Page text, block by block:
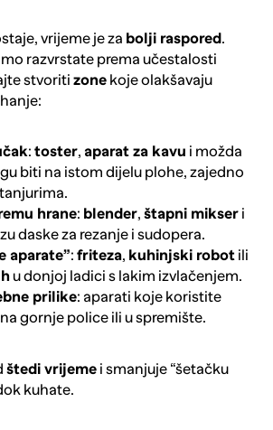
vrijeme je za bolji raspored.
razvrstate prema učestalosti
stvoriti zonekoje olakšavaju
: toster, aparat za kavu i možda
biti na istom dijelu plohe, zajedno
hrane: blender, štapni mikseri
daske za rezanje i sudopera.
aparate”: friteza, kuhinjski robotili
u donjoj ladici s lakim izvlačenjem.
prilike: aparati koje koristite
gornje police ili u spremište.
štedi vrijemei smanjuje “šetačku
kuhate.